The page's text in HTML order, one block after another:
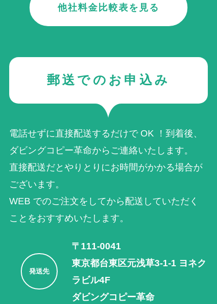
他社料金比較表を見る
郵送でのお申込み
電話せずに直接配送するだけで OK ！到着後、
ダビングコピー革命からご連絡いたします。
直接配送だとやりとりにお時間がかかる場合が
ございます。
WEB でのご注⽂をしてから配送していただく
ことをおすすめいたします。
発送先
〒111-0041
東京都台東区元浅草3-1-1 ヨネク
ラビル4F
ダビングコピー革命